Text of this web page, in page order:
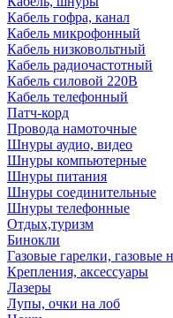
Кабель гофра, канал
Кабель микрофонный
Кабель низковольтный
Кабель радиочастотный
Кабель силовой 220В
Кабель телефонный
Патч-корд
Провода намоточные
Шнуры аудио, видео
Шнуры компьютерные
Шнуры питания
Шнуры соединительные
Шнуры телефонные
Отдых,туризм
Бинокли
Газовые гарелки, газовые
Крепления, аксессуары
Лазеры
Лупы, очки на лоб